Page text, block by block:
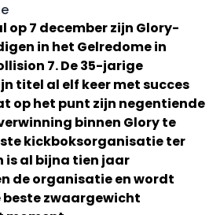
op 7 december zijn Glory-
in het Gelredome in
7. De 35-jarige
titel al elf keer met succes
op het punt zijn negentiende
binnen Glory te
kickboksorganisatie ter
is al bijna tien jaar
de organisatie en wordt
beste zwaargewicht